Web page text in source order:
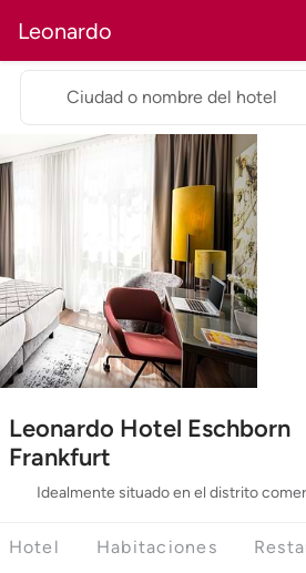
Leonardo
Leonardo Hotel Eschborn
Frankfurt
Idealmente situado en el distrito
Ciudad o nombre del hotel
Hotel Habitaciones